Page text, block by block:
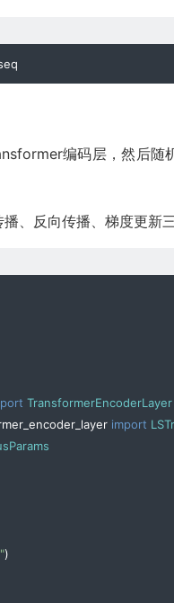
编码层，然后随
、反向传播、梯度更新
TransformerEncoderLayer
import
)